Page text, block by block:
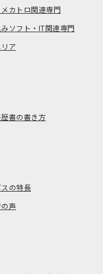
カトロ関連専門
ソフト・IT関連専門
ア
書の書き方
の特長
声